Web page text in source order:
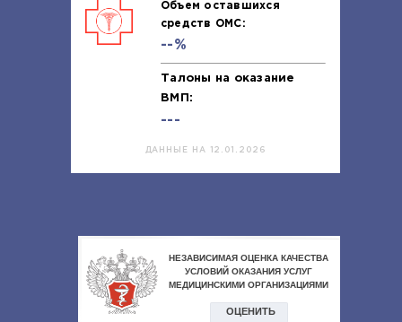
Объем оставшихся
средств ОМС:
--%
Талоны на оказание
ВМП:
---
ДАННЫЕ НА 12.01.2026